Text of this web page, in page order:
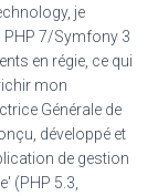
je
PHP 7/Symfony 3
en régie, ce qui
mon
Générale de
développé et
de gestion
(PHP 5.3,